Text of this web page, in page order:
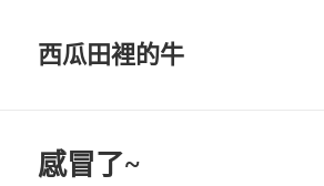
西瓜田裡的牛
感冒了~